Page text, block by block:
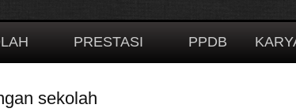
PRESTASI PPDB
sekolah